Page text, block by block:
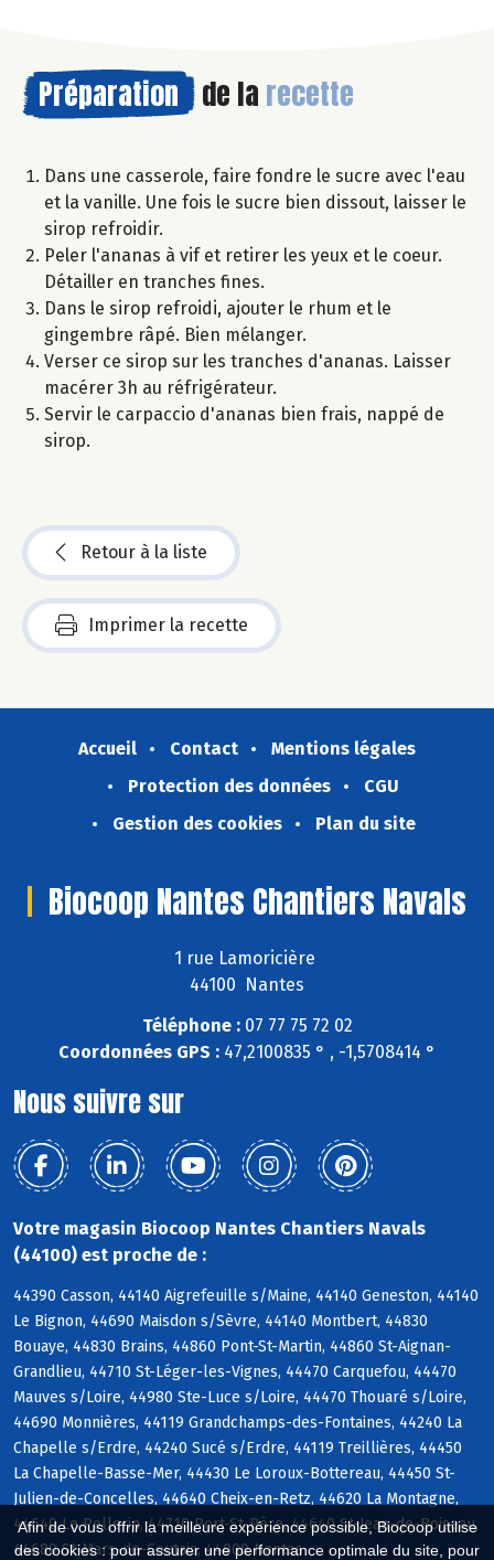
Afin de vous offrir la meilleure expérience possible, Biocoop utilise
des cookies : pour assurer une performance optimale du site, pour
Préparation de la recette
Dans une casserole, faire fondre le sucre avec l'eau
et la vanille. Une fois le sucre bien dissout, laisser le
sirop refroidir.
Peler l'ananas à vif et retirer les yeux et le coeur.
Détailler en tranches fines.
Dans le sirop refroidi, ajouter le rhum et le
gingembre râpé. Bien mélanger.
Verser ce sirop sur les tranches d'ananas. Laisser
macérer 3h au réfrigérateur.
Servir le carpaccio d'ananas bien frais, nappé de
sirop.
Retour à la liste
Imprimer la recette
Accueil Contact
Mentions légales
Protection des données
CGU
Gestion des cookies
Plan du site
Biocoop Nantes Chantiers Navals
1 rue Lamoricière
44100 Nantes
Téléphone :07 77 75 72 02
Coordonnées GPS : 47,2100835 ° , -1,5708414 °
Nous suivre sur
Votre magasin Biocoop Nantes Chantiers Navals
(44100) est proche de :
44390 Casson, 44140 Aigrefeuille s/Maine, 44140 Geneston, 44140
Le Bignon, 44690 Maisdon s/Sèvre, 44140 Montbert, 44830
Bouaye, 44830 Brains, 44860 Pont-St-Martin, 44860 St-Aignan-
Grandlieu, 44710 St-Léger-les-Vignes, 44470 Carquefou, 44470
Mauves s/Loire, 44980 Ste-Luce s/Loire, 44470 Thouaré s/Loire,
44690 Monnières, 44119 Grandchamps-des-Fontaines, 44240 La
Chapelle s/Erdre, 44240 Sucé s/Erdre, 44119 Treillières, 44450
La Chapelle-Basse-Mer, 44430 Le Loroux-Bottereau, 44450 St-
Julien-de-Concelles, 44640 Cheix-en-Retz, 44620 La Montagne,
44640 Le Pellerin, 44710 Port-St-Père, 44640 St-Jean-de-Boiseau,
44680 St-Mars-de-Coutais, 44000 Nantes